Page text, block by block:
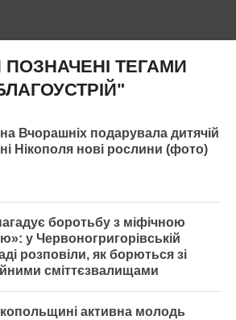
ТЕГАМИ
Вчорашніх подарувала дитячій
Нікополя нові рослини (фото)
боротьбу з міфічною
у Червоногригорівській
розповіли, як борються зі
сміттєзвалищами
активна молодь